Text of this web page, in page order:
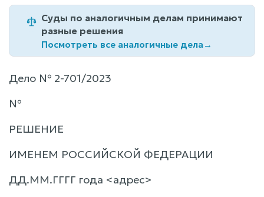
Суды по аналогичным делам принимают
разные решения
Посмотреть все аналогичные дела→
Дело № 2-701/2023
№
РЕШЕНИЕ
ИМЕНЕМ РОССИЙСКОЙ ФЕДЕРАЦИИ
ДД.ММ.ГГГГ года <адрес>